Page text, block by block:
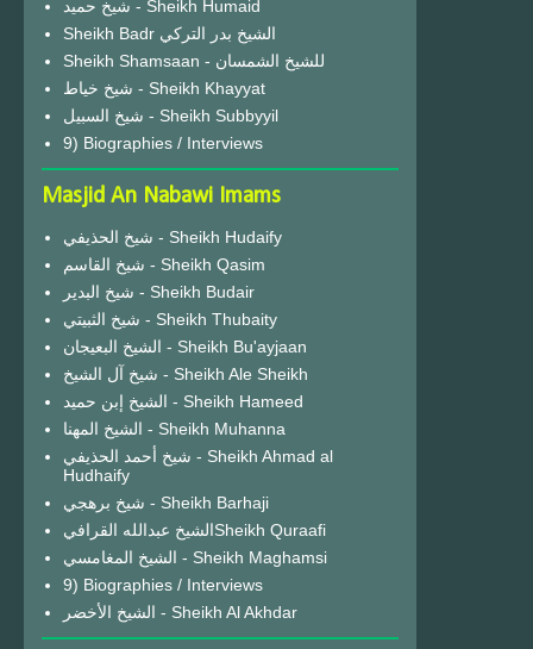
شيخ حميد - Sheikh Humaid
Sheikh Badr الشيخ بدر التركي
Sheikh Shamsaan - للشيخ الشمسان
شيخ خياط - Sheikh Khayyat
شيخ السبيل - Sheikh Subbyyil
9) Biographies / Interviews
Masjid An Nabawi Imams
شيخ الحذيفي - Sheikh Hudaify
شيخ القاسم - Sheikh Qasim
شيخ البدير - Sheikh Budair
شيخ الثبيتي - Sheikh Thubaity
الشيخ البعيجان - Sheikh Bu'ayjaan
شيخ آل الشيخ - Sheikh Ale Sheikh
الشيخ إبن حميد - Sheikh Hameed
الشيخ المهنا - Sheikh Muhanna
شيخ أحمد الحذيفي - Sheikh Ahmad al
Hudhaify
شيخ برهجي - Sheikh Barhaji
الشيخ عبدالله القرافيSheikh Quraafi
الشيخ المغامسي - Sheikh Maghamsi
9) Biographies / Interviews
الشيخ الأخضر - Sheikh Al Akhdar